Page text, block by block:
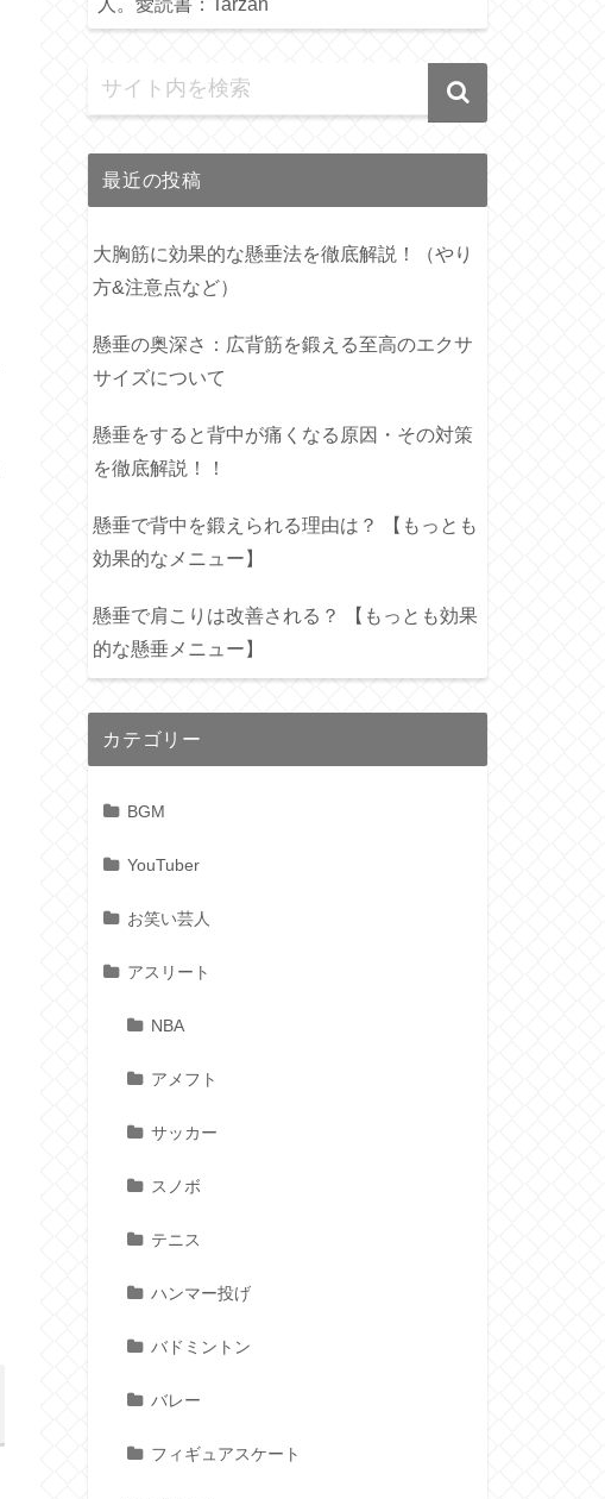
最近の投稿
大胸筋に効果的な懸垂法を徹底解説！（やり
方&注意点など）
懸垂の奥深さ：広背筋を鍛える至高のエクサ
サイズについて
懸垂をすると背中が痛くなる原因・その対策
を徹底解説！！
懸垂で背中を鍛えられる理由は？ 【もっとも
効果的なメニュー】
懸垂で肩こりは改善される？ 【もっとも効果
的な懸垂メニュー】
カテゴリー
BGM
YouTuber
お笑い芸人
アスリート
NBA
アメフト
サッカー
スノボ
テニス
ハンマー投げ
バドミントン
バレー
フィギュアスケート